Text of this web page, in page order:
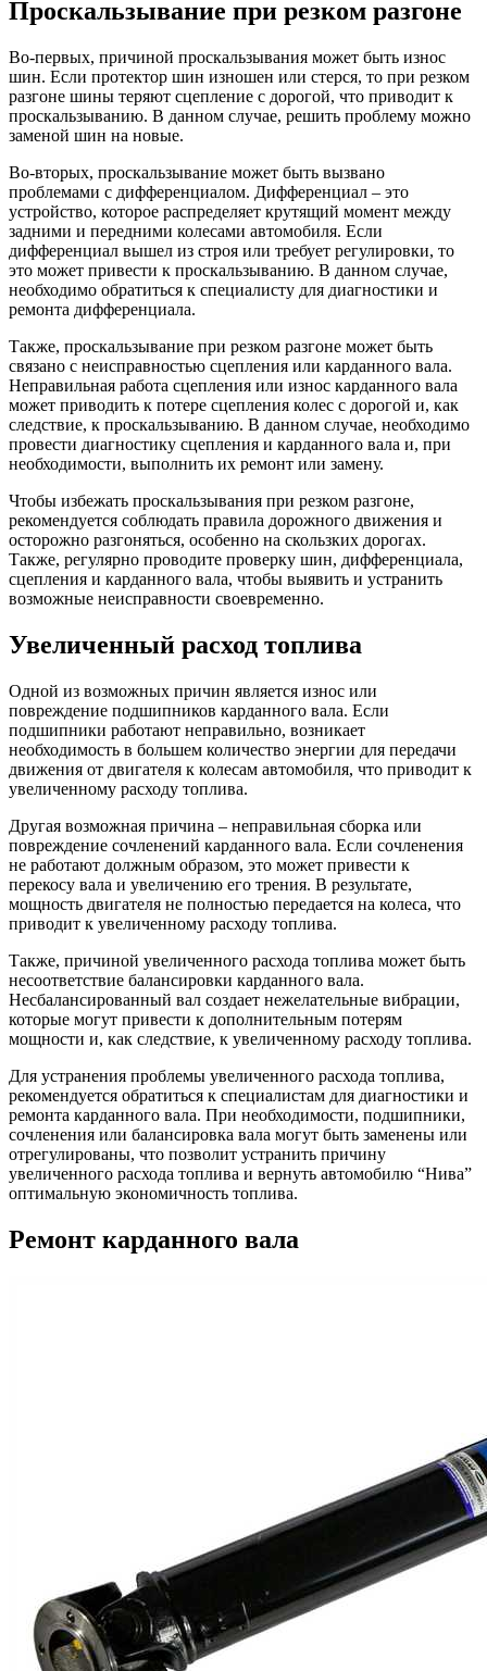
Проскальзывание при резком разгоне
Во-первых, причиной проскальзывания может быть износ
шин. Если протектор шин изношен или стерся, то при резком
разгоне шины теряют сцепление с дорогой, что приводит к
проскальзыванию. В данном случае, решить проблему можно
заменой шин на новые.
Во-вторых, проскальзывание может быть вызвано
проблемами с дифференциалом. Дифференциал – это
устройство, которое распределяет крутящий момент между
задними и передними колесами автомобиля. Если
дифференциал вышел из строя или требует регулировки, то
это может привести к проскальзыванию. В данном случае,
необходимо обратиться к специалисту для диагностики и
ремонта дифференциала.
Также, проскальзывание при резком разгоне может быть
связано с неисправностью сцепления или карданного вала.
Неправильная работа сцепления или износ карданного вала
может приводить к потере сцепления колес с дорогой и, как
следствие, к проскальзыванию. В данном случае, необходимо
провести диагностику сцепления и карданного вала и, при
необходимости, выполнить их ремонт или замену.
Чтобы избежать проскальзывания при резком разгоне,
рекомендуется соблюдать правила дорожного движения и
осторожно разгоняться, особенно на скользких дорогах.
Также, регулярно проводите проверку шин, дифференциала,
сцепления и карданного вала, чтобы выявить и устранить
возможные неисправности своевременно.
Увеличенный расход топлива
Одной из возможных причин является износ или
повреждение подшипников карданного вала. Если
подшипники работают неправильно, возникает
необходимость в большем количество энергии для передачи
движения от двигателя к колесам автомобиля, что приводит к
увеличенному расходу топлива.
Другая возможная причина – неправильная сборка или
повреждение сочленений карданного вала. Если сочленения
не работают должным образом, это может привести к
перекосу вала и увеличению его трения. В результате,
мощность двигателя не полностью передается на колеса, что
приводит к увеличенному расходу топлива.
Также, причиной увеличенного расхода топлива может быть
несоответствие балансировки карданного вала.
Несбалансированный вал создает нежелательные вибрации,
которые могут привести к дополнительным потерям
мощности и, как следствие, к увеличенному расходу топлива.
Для устранения проблемы увеличенного расхода топлива,
рекомендуется обратиться к специалистам для диагностики и
ремонта карданного вала. При необходимости, подшипники,
сочленения или балансировка вала могут быть заменены или
отрегулированы, что позволит устранить причину
увеличенного расхода топлива и вернуть автомобилю “Нива”
оптимальную экономичность топлива.
Ремонт карданного вала